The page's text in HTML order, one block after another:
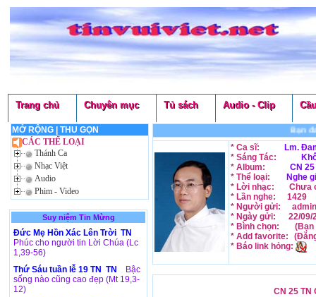
Trang chủ Chuyên mục Tủ sách Audio - Clip
MỞ RỘNG
THU GỌN
CÁC THỂ LOẠI
Thánh Ca
Nhạc Việt
Audio
Phim - Video
Suy niệm Tin Mừng
Đức Mẹ Hồn Xác Lên Trời TN
Phúc cho người tin Lời Chúa (Lc
1,39-56)
Thứ Sáu tuần lễ 19 TN TN
Bậc
sống nào cũng cao đẹp (Mt 19,3-
12)
Bạn
* Ca sĩ:
Lm.
* Sáng Tác:
* Album:
CN
* Thể loại:
Nghe
* Lời nhạc:
Chưa
* Lần nghe:
1429
* Người gửi:
admin
* Ngày gửi:
22/09/
* Bình chọn:
(Bạn
* Add favorite:
* Báo link hỏng:
CN 25 TN